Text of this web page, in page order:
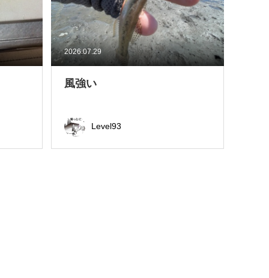
2026.07.29
風強い
Level93